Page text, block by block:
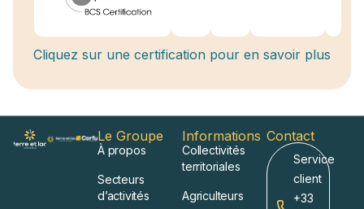
Cliquez sur une certification pour en savoir plus
Le Groupe
À propos
Secteurs
d’activités
Informations
Collectivités
territoriales
Agriculteurs
Contact
Service
client
+33